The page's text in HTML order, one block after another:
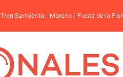
Tren Sarmiento Moreno Fiesta de la Flor